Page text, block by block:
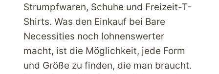
Strumpfwaren, Schuhe und Freizeit-T-
Shirts. Was den Einkauf bei Bare
Necessities noch lohnenswerter
macht, ist die Möglichkeit, jede Form
und Größe zu finden, die man braucht.